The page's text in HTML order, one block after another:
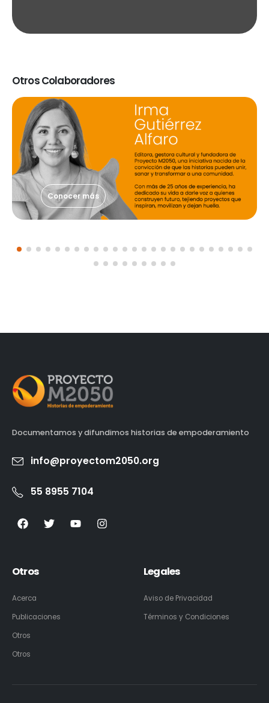
Otros Colaboradores
Conocer más
Documentamos y difundimos historias de empoderamiento
info@proyectom2050.org
55 8955 7104
Otros
Acerca
Publicaciones
Otros
Otros
Legales
Aviso de Privacidad
Términos y Condiciones